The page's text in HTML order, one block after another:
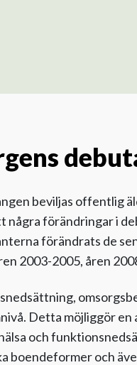
beviljas offentlig
förändringar i
förändrats de
2003-2005, åren
Detta möjliggör
och
boendeformer och